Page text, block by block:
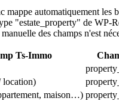
mappe automatiquement les
"estate_property" de WP-
des champs n'est
Ts-Immo
location)
maison…)